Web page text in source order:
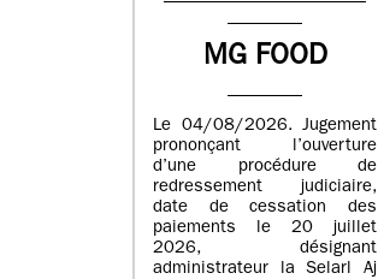
MG FOOD
Le 04/08/2026. Jugement
prononçant l’ouverture
d’une procédure de
redressement judiciaire,
date de cessation des
paiements le 20 juillet
2026, désignant
administrateur la Selarl Aj